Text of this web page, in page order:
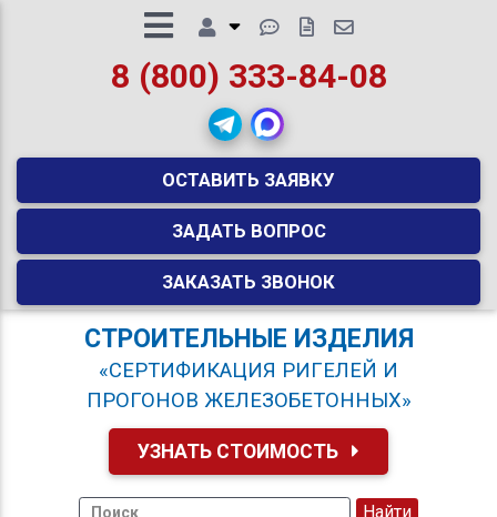
8 (800) 333-84-08
ОСТАВИТЬ ЗАЯВКУ
ЗАДАТЬ ВОПРОС
ЗАКАЗАТЬ ЗВОНОК
СТРОИТЕЛЬНЫЕ ИЗДЕЛИЯ
«СЕРТИФИКАЦИЯ РИГЕЛЕЙ И
ПРОГОНОВ ЖЕЛЕЗОБЕТОННЫХ»
УЗНАТЬ СТОИМОСТЬ